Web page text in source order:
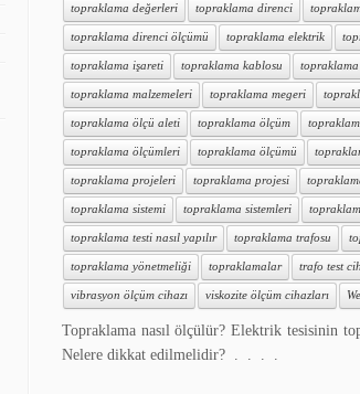
topraklama değerleri topraklama direnci
topraklama direnci ölçümü topraklama elektrik
topraklama işareti topraklama kablosu
topraklama malzemeleri topraklama megeri
topraklama ölçü aleti topraklama ölçüm
topraklama ölçümleri topraklama ölçümü
topraklama projeleri topraklama projesi
topraklama sistemi topraklama sistemleri
topraklama testi nasıl yapılır topraklama trafosu
topraklama yönetmeliği topraklamalar trafo test
vibrasyon ölçüm cihazı viskozite ölçüm cihazları
Topraklama nasıl ölçülür? Elektrik tesisinin
Nelere dikkat edilmelidir? . . . .